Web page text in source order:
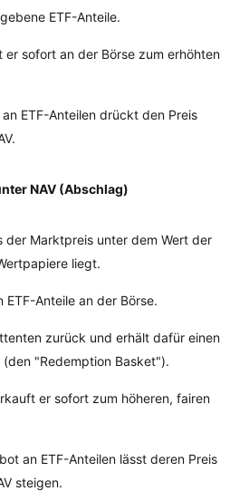
ETF-Anteile.
er sofort an der Börse zum erhöhten
ETF-Anteilen drückt den Preis
NAV (Abschlag)
der Marktpreis unter dem Wert der
liegt.
Anteile an der Börse.
zurück und erhält dafür einen
"Redemption Basket").
er sofort zum höheren, fairen
an ETF-Anteilen lässt deren Preis
steigen.